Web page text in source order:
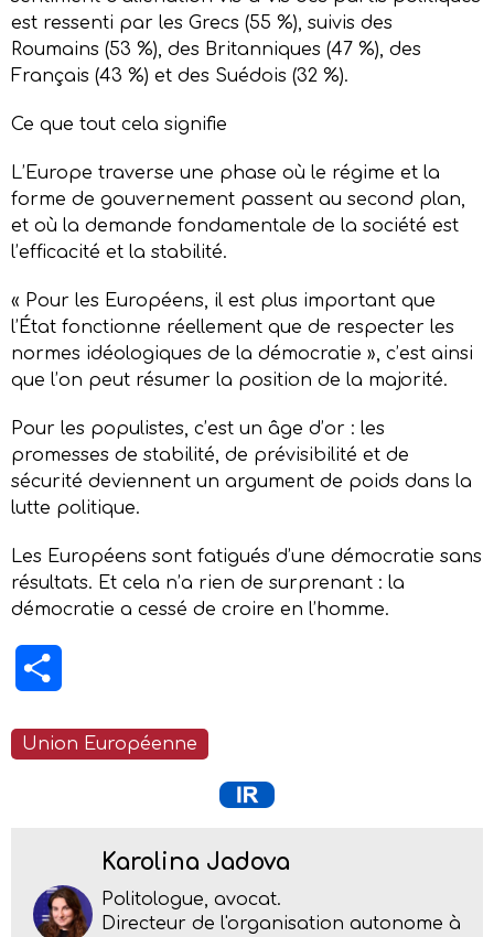
est ressenti par les Grecs (55 %), suivis des
Roumains (53 %), des Britanniques (47 %), des
Français (43 %) et des Suédois (32 %).
Ce que tout cela signifie
L’Europe traverse une phase où le régime et la
forme de gouvernement passent au second plan,
et où la demande fondamentale de la société est
l’efficacité et la stabilité.
« Pour les Européens, il est plus important que
l’État fonctionne réellement que de respecter les
normes idéologiques de la démocratie », c’est ainsi
que l’on peut résumer la position de la majorité.
Pour les populistes, c’est un âge d’or : les
promesses de stabilité, de prévisibilité et de
sécurité deviennent un argument de poids dans la
lutte politique.
Les Européens sont fatigués d’une démocratie sans
résultats. Et cela n’a rien de surprenant : la
démocratie a cessé de croire en l’homme.
Union Européenne
Karolina Jadova
Politologue, avocat.
Directeur de l'organisation autonome à